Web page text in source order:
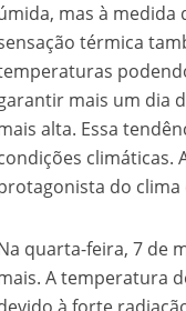
mas à medida
térmica
mais um dia
alta. Essa
climáticas.
do clima
quarta-feira, 7 de
A temperatura